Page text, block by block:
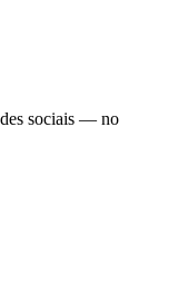
sociais — no